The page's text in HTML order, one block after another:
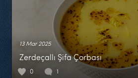
13 Mar 2025
Zerdeçallı Şifa Çorbası
0 1